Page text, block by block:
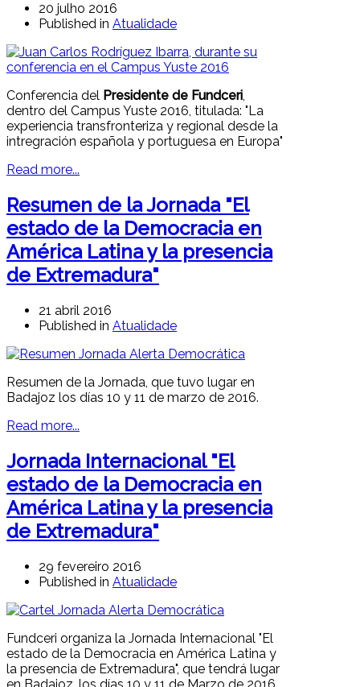
20 julho 2016
Published in Atualidade
Conferencia del Presidente de Fundceri,
dentro del Campus Yuste 2016, titulada: "La
experiencia transfronteriza y regional desde la
intregración española y portuguesa en Europa"
Read more...
Resumen de la Jornada "El
estado de la Democracia en
América Latina y la presencia
de Extremadura"
21 abril 2016
Published in Atualidade
Resumen de la Jornada, que tuvo lugar en
Badajoz los días 10 y 11 de marzo de 2016.
Read more...
Jornada Internacional "El
estado de la Democracia en
América Latina y la presencia
de Extremadura"
29 fevereiro 2016
Published in Atualidade
Fundceri organiza la Jornada Internacional "El
estado de la Democracia en América Latina y
la presencia de Extremadura", que tendrá lugar